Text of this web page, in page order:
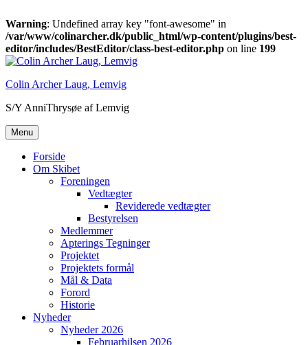
Warning: Undefined array key "font-awesome" in
/var/www/colinarcher.dk/public_html/wp-content/plugins/best-
editor/includes/BestEditor/class-best-editor.php on line 199
Videre
indhold
Colin Archer Laug, Lemvig
S/Y AnniThrysøe af Lemvig
Menu
Forside
Om Skibet
Foreningen
Vedtægter
Reviderede vedtægter
Bestyrelsen
Medlemmer
Apterings Tegninger
Projektet
Projektets formål
Mål & Data
Forord
Historie
Nyheder
Nyheder 2026
Februarhilsen 2026